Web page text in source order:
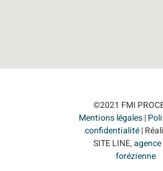
©2021 FMI
Mentions légales|
confidentialité|
SITE LINE,
forézienne